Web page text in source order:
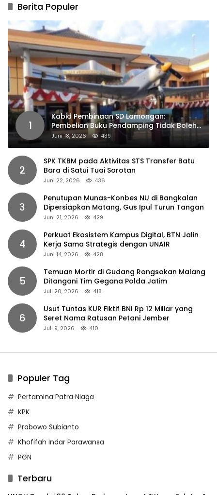
Berita Populer
1
Kabid Pembinaan SD Lamongan:
Pembelian Buku Pendamping Tidak Boleh
Dipaksakan
Juni 18, 2026 439
2
SPK TKBM pada Aktivitas STS Transfer Batu
Bara di Satui Tuai Sorotan
Juni 22, 2026 436
3
Penutupan Munas-Konbes NU di Bangkalan
Dipersiapkan Matang, Gus Ipul Turun Tangan
Juni 21, 2026 429
4
Perkuat Ekosistem Kampus Digital, BTN Jalin
Kerja Sama Strategis dengan UNAIR
Juni 14, 2026 428
5
Temuan Mortir di Gudang Rongsokan Malang
Ditangani Tim Gegana Polda Jatim
Juli 20, 2026 418
6
Usut Tuntas KUR Fiktif BNI Rp 12 Miliar yang
Seret Nama Ratusan Petani Jember
Juli 9, 2026 410
Populer Tag
Pertamina Patra Niaga
KPK
Prabowo Subianto
Khofifah Indar Parawansa
PGN
Terbaru